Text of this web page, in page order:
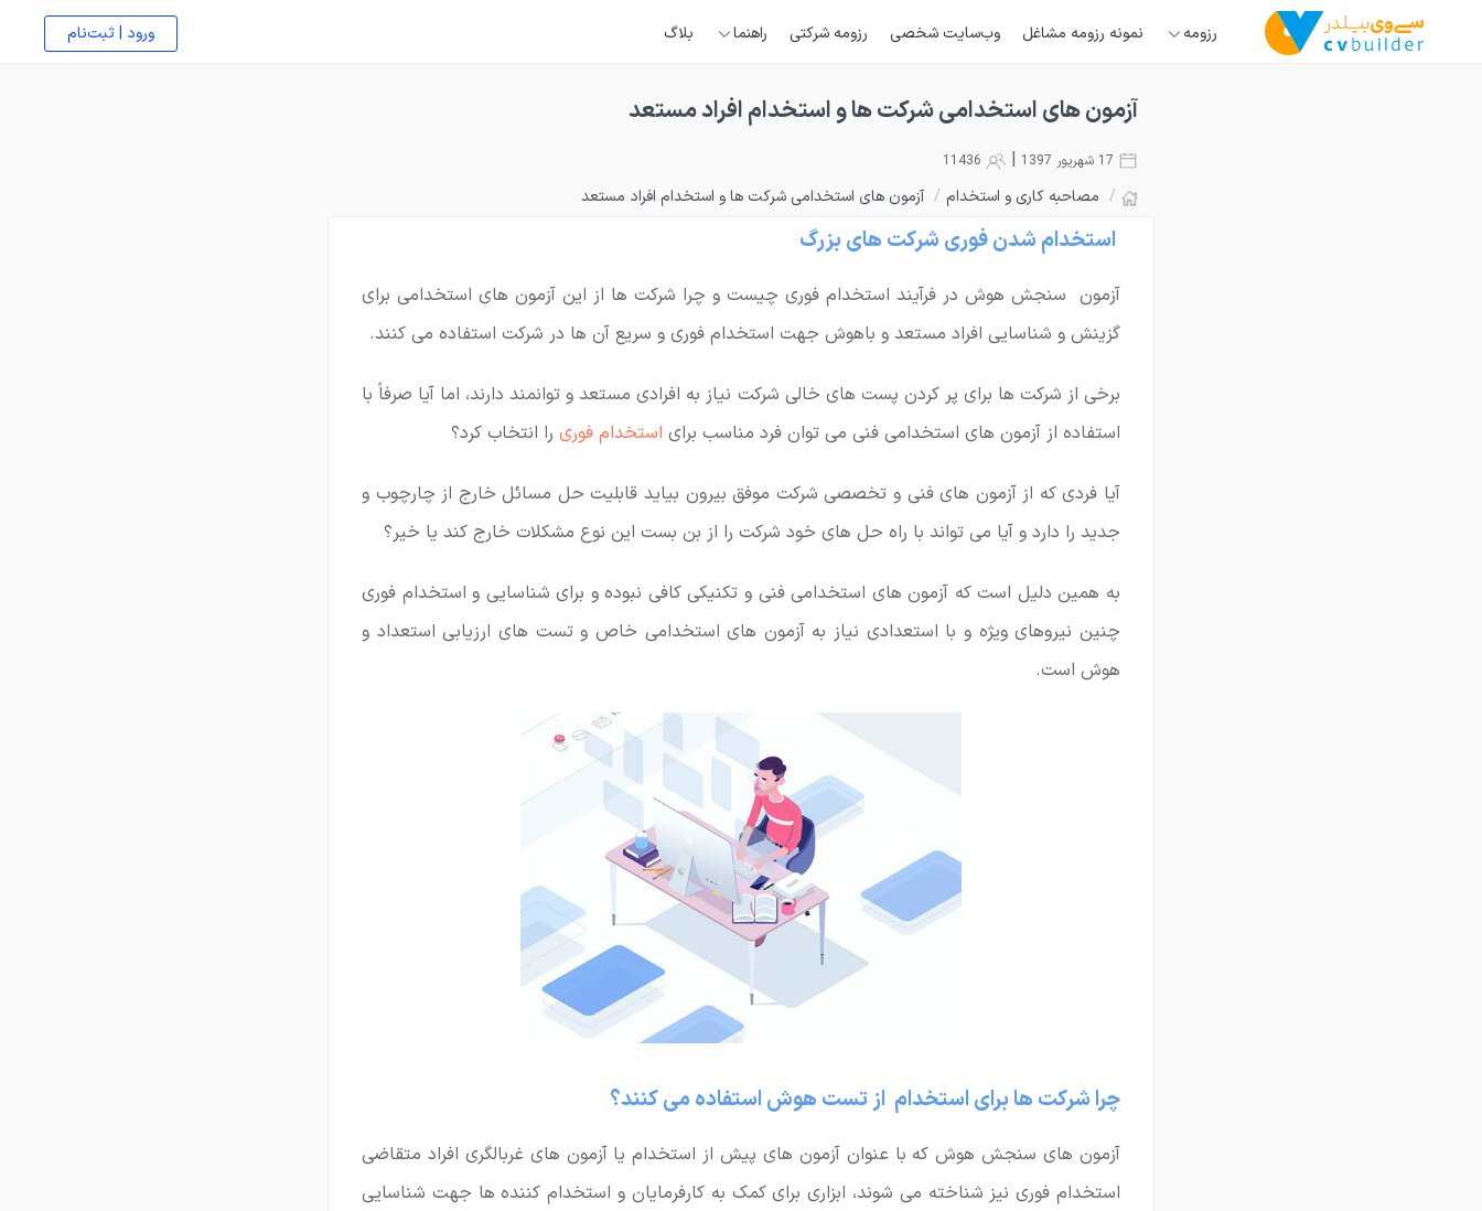
رزومه نمونه رزومه مشاغل وب‌سایت شخصی رزومه شرکتی راهنما بلاگ ورود | ثبت‌نام
آزمون های استخدامی شرکت ها و استخدام افراد مستعد
|
/ مصاحبه کاری و استخدام / آزمون های استخدامی شرکت ها و استخدام افراد مستعد
استخدام شدن فوری شرکت های بزرگ
آزمون سنجش هوش در فرآیند استخدام فوری چیست و چرا شرکت ها از این آزمون های استخدامی برای
گزینش و شناسایی افراد مستعد و باهوش جهت استخدام فوری و سریع آن ها در شرکت استفاده می کنند.
برخی از شرکت ها برای پر کردن پست های خالی شرکت نیاز به افرادی مستعد و توانمند دارند، اما آیا صرفاً با
استفاده از آزمون های استخدامی فنی می توان فرد مناسب برای استخدام فوری را انتخاب کرد؟
آیا فردی که از آزمون های فنی و تخصصی شرکت موفق بیرون بیاید قابلیت حل مسائل خارج از چارچوب و
جدید را دارد و آیا می تواند با راه حل های خود شرکت را از بن بست این نوع مشکلات خارج کند یا خیر؟
به همین دلیل است که آزمون های استخدامی فنی و تکنیکی کافی نبوده و برای شناسایی و استخدام فوری
چنین نیروهای ویژه و با استعدادی نیاز به آزمون های استخدامی خاص و تست های ارزیابی استعداد و
هوش است.
چرا شرکت ها برای استخدام از تست هوش استفاده می کنند؟
آزمون های سنجش هوش که با عنوان آزمون های پیش از استخدام یا آزمون های غربالگری افراد متقاضی
استخدام فوری نیز شناخته می شوند، ابزاری برای کمک به کارفرمایان و استخدام کننده ها جهت شناسایی